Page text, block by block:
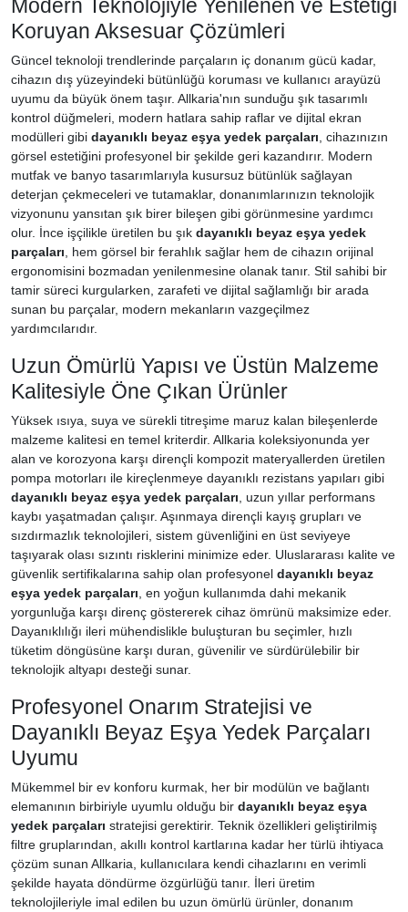
Modern Teknolojiyle Yenilenen ve Estetiği
Koruyan Aksesuar Çözümleri
Güncel teknoloji trendlerinde parçaların iç donanım gücü kadar,
cihazın dış yüzeyindeki bütünlüğü koruması ve kullanıcı arayüzü
uyumu da büyük önem taşır. Allkaria'nın sunduğu şık tasarımlı
kontrol düğmeleri, modern hatlara sahip raflar ve dijital ekran
modülleri gibi dayanıklı beyaz eşya yedek parçaları , cihazınızın
görsel estetiğini profesyonel bir şekilde geri kazandırır. Modern
mutfak ve banyo tasarımlarıyla kusursuz bütünlük sağlayan
deterjan çekmeceleri ve tutamaklar, donanımlarınızın teknolojik
vizyonunu yansıtan şık birer bileşen gibi görünmesine yardımcı
olur. İnce işçilikle üretilen bu şık dayanıklı beyaz eşya yedek
parçaları , hem görsel bir ferahlık sağlar hem de cihazın orijinal
ergonomisini bozmadan yenilenmesine olanak tanır. Stil sahibi bir
tamir süreci kurgularken, zarafeti ve dijital sağlamlığı bir arada
sunan bu parçalar, modern mekanların vazgeçilmez
yardımcılarıdır.
Uzun Ömürlü Yapısı ve Üstün Malzeme
Kalitesiyle Öne Çıkan Ürünler
Yüksek ısıya, suya ve sürekli titreşime maruz kalan bileşenlerde
malzeme kalitesi en temel kriterdir. Allkaria koleksiyonunda yer
alan ve korozyona karşı dirençli kompozit materyallerden üretilen
pompa motorları ile kireçlenmeye dayanıklı rezistans yapıları gibi
dayanıklı beyaz eşya yedek parçaları , uzun yıllar performans
kaybı yaşatmadan çalışır. Aşınmaya dirençli kayış grupları ve
sızdırmazlık teknolojileri, sistem güvenliğini en üst seviyeye
taşıyarak olası sızıntı risklerini minimize eder. Uluslararası kalite ve
güvenlik sertifikalarına sahip olan profesyonel dayanıklı beyaz
eşya yedek parçaları , en yoğun kullanımda dahi mekanik
yorgunluğa karşı direnç göstererek cihaz ömrünü maksimize eder.
Dayanıklılığı ileri mühendislikle buluşturan bu seçimler, hızlı
tüketim döngüsüne karşı duran, güvenilir ve sürdürülebilir bir
teknolojik altyapı desteği sunar.
Profesyonel Onarım Stratejisi ve
Dayanıklı Beyaz Eşya Yedek Parçaları
Uyumu
Mükemmel bir ev konforu kurmak, her bir modülün ve bağlantı
elemanının birbiriyle uyumlu olduğu bir dayanıklı beyaz eşya
yedek parçaları stratejisi gerektirir. Teknik özellikleri geliştirilmiş
filtre gruplarından, akıllı kontrol kartlarına kadar her türlü ihtiyaca
çözüm sunan Allkaria, kullanıcılara kendi cihazlarını en verimli
şekilde hayata döndürme özgürlüğü tanır. İleri üretim
teknolojileriyle imal edilen bu uzun ömürlü ürünler, donanım